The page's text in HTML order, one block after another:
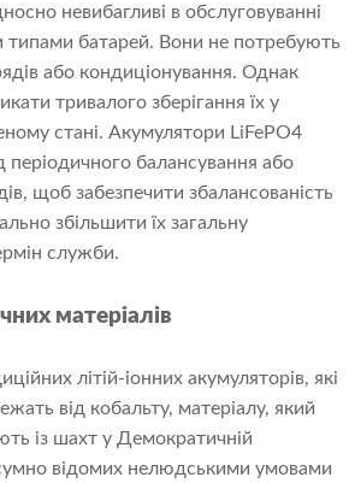
невибагливі в обслуговуванні
типами батарей. Вони не потребують
або кондиціонування. Однак
тривалого зберігання їх у
стані. Акумулятори LiFePO4
періодичного балансування або
щоб забезпечити збалансованість
збільшити їх загальну
служби.
матеріалів
літій-іонних акумуляторів, які
від кобальту, матеріалу, який
із шахт у Демократичній
відомих нелюдськими умовами